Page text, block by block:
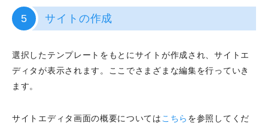
5 サイトの作成
選択したテンプレートをもとにサイトが作成され、サイトエ
ディタが表示されます。ここでさまざまな編集を行っていき
ます。
サイトエディタ画面の概要については こちら を参照してくだ